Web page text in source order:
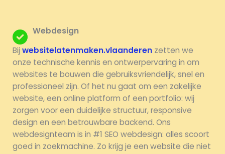
Webdesign
Bij websitelatenmaken.vlaanderen zetten we
onze technische kennis en ontwerpervaring in om
websites te bouwen die gebruiksvriendelijk, snel en
professioneel zijn. Of het nu gaat om een zakelijke
website, een online platform of een portfolio: wij
zorgen voor een duidelijke structuur, responsive
design en een betrouwbare backend. Ons
webdesignteam is in #1 SEO webdesign: alles scoort
goed in zoekmachine. Zo krijg je een website die niet